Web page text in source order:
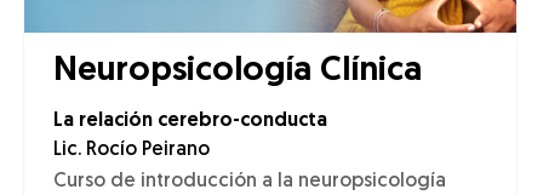
Neuropsicología Clínica
La relación cerebro-conducta
Lic. Rocío Peirano
Curso de introducción a la neuropsicología